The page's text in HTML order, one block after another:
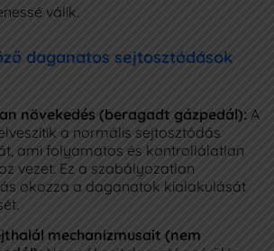
válik.
daganatos sejtosztódások
növekedés (beragadt gázpedál): A
a normális sejtosztódás
ami folyamatos és kontrollálatlan
vezet. Ez a szabályozatlan
okozza a daganatok kialakulását
mechanizmusait (nem